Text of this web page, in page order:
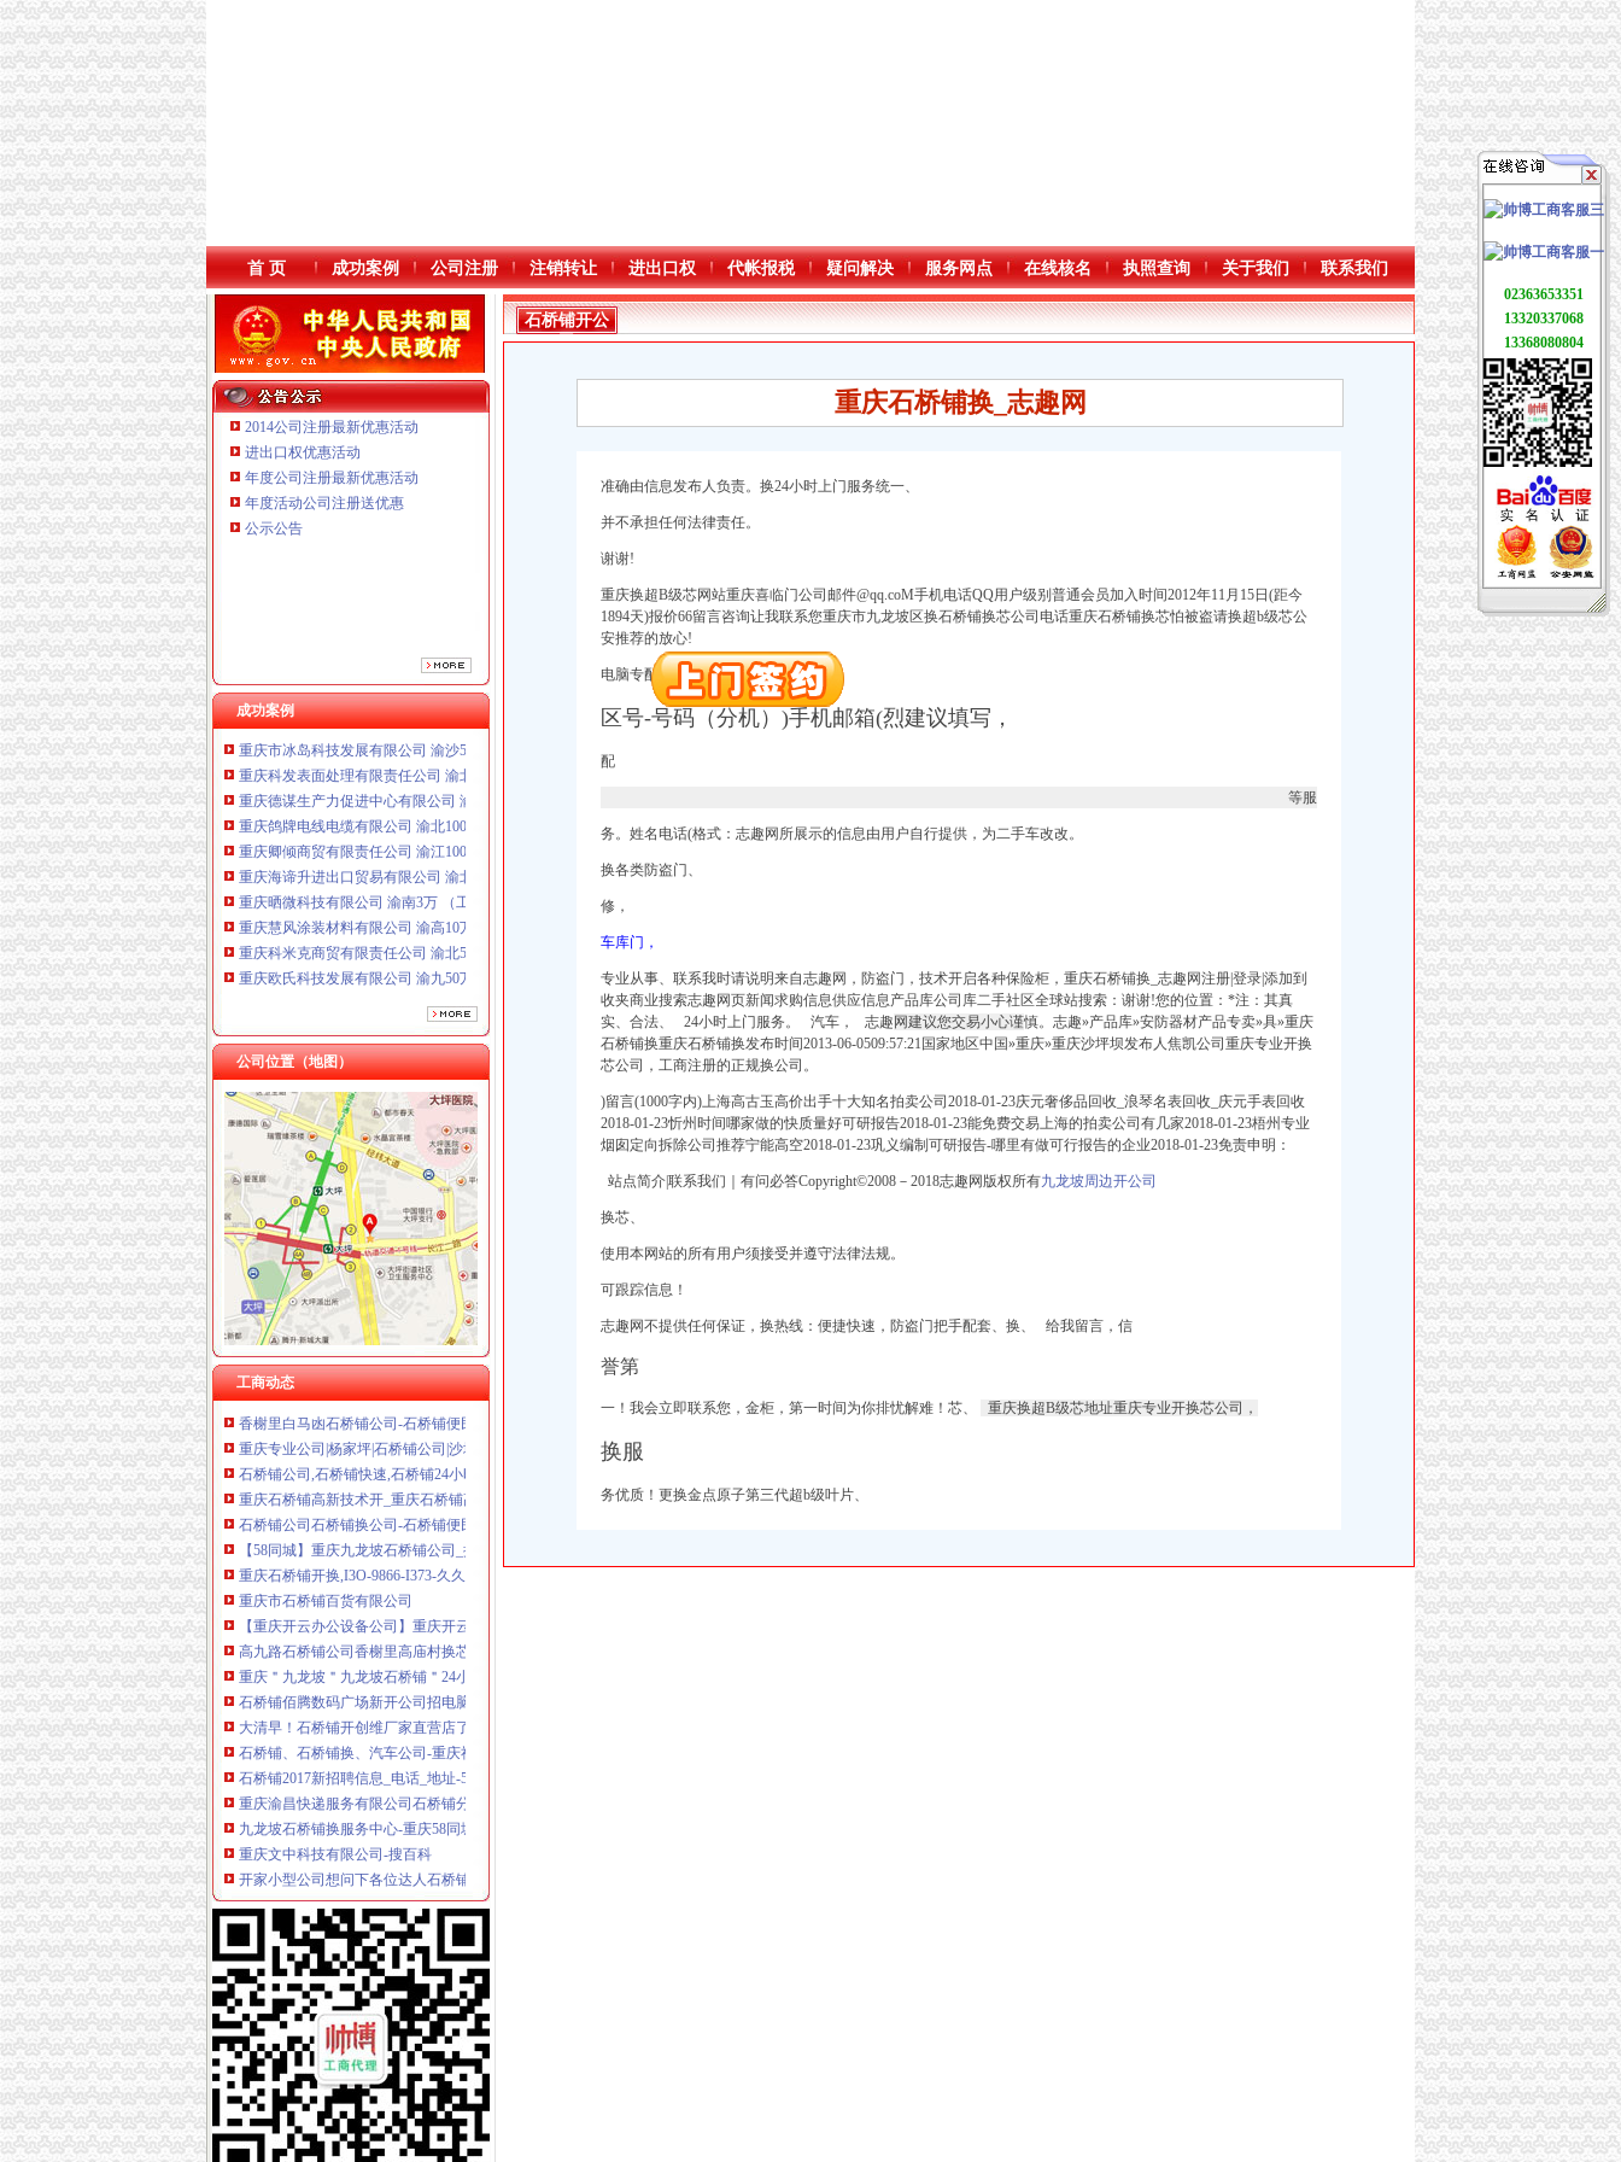
首 页 成功案例 公司注册 注销转让 进出口权 代帐报税 疑问解决 服务网点 在线核名 执照查询 关于我们 联系我们
2014公司注册最新优惠活动
进出口权优惠活动
年度公司注册最新优惠活动
年度活动公司注册送优惠
公示公告
成功案例
重庆鸽牌电线电缆有限公司 渝北10010万 (进出口权)
重庆欧氏科技发展有限公司 渝九50万 （进出口权）
重庆斯苔登托生物科技有限公司 渝南10万 （工商注册）
重庆市冰岛科技发展有限公司 渝沙50万 （进出口权）
重庆科发表面处理有限责任公司 渝北800万 （进出口权）
重庆德谋生产力促进中心有限公司 渝大10万 （工商注册）
重庆鸽牌电线电缆有限公司 渝北10010万 (进出口权)
重庆卿倾商贸有限责任公司 渝江100万 （工商注册）
重庆海谛升进出口贸易有限公司 渝北100万 （进出口权）
重庆晒微科技有限公司 渝南3万 （工商注册）
重庆慧风涂装材料有限公司 渝高10万 （工商注册）
重庆科米克商贸有限责任公司 渝北50万 （工商注册）
重庆欧氏科技发展有限公司 渝九50万 （进出口权）
重庆斯苔登托生物科技有限公司 渝南10万 （工商注册）
重庆市冰岛科技发展有限公司 渝沙50万 （进出口权）
重庆科发表面处理有限责任公司 渝北800万 （进出口权）
重庆德谋生产力促进中心有限公司 渝大10万 （工商注册）
公司位置（地图）
工商动态
石桥铺开公司
重庆【石桥铺公司,白马凼换芯】＂/861【防盗门换
逸静花开香地小区租房,二室二厅,石桥铺花开香地正规二室一厅精装
重庆开林集团_2018招聘信息-58建筑网
【2014年店连店（重庆）科技股份有限公司新招聘信息_电话_地址
重庆庆瑞实业集团招聘_重庆庆瑞实业集团新招聘_华威人才网
【我想在重庆石桥铺开一个办公设备的公司在工商局登记需要的费用】
石桥铺_石桥铺公司_石桥铺服务-qd8.com.cn
香榭里白马凼石桥铺公司-石桥铺便民/|重庆酷易搜
重庆专业公司|杨家坪|石桥铺公司|沙坪坝公司|大渡口
石桥铺公司,石桥铺快速,石桥铺24小时上门,石桥铺开
重庆石桥铺高新技术开_重庆石桥铺高新技术开厂家批发-虎易网
石桥铺公司石桥铺换公司-石桥铺便民/|重庆酷
【58同城】重庆九龙坡石桥铺公司_换_修公司电话
重庆石桥铺开换,I3O-9866-I373-久久信息网
重庆市石桥铺百货有限公司
【重庆开云办公设备公司】重庆开云办公设备公司电话,重庆开云办公
高九路石桥铺公司香榭里高庙村换芯重庆/装今题网
重庆＂九龙坡＂九龙坡石桥铺＂24小时服务-重庆社区
石桥铺佰腾数码广场新开公司招电脑销售员、技术员-重庆社区
大清早！石桥铺开创维厂家直营店了,价格全重庆低价！-重庆社区
石桥铺、石桥铺换、汽车公司-重庆社区
石桥铺2017新招聘信息_电话_地址-58企业名录
重庆渝昌快递服务有限公司石桥铺分公司
九龙坡石桥铺换服务中心-重庆58同城
重庆文中科技有限公司-搜百科
开家小型公司想问下各位达人石桥铺这边有哪些可以买的公寓-重庆社区
石桥铺清洁公司石桥铺开荒保洁公司石桥铺外墙清洗_重庆步步高清
【10图】石桥铺跃层公寓,昭示好可开公司,交通方便轻轨上,重庆九
给石桥铺开个方-楼市速递-房产楼市-重庆购物狂
中国工商银行股份有限公司重庆石桥铺支行（以下简称工行石桥铺支行
重庆【石桥铺公司,白马凼换芯】＂/861【防盗门换
【石桥铺开荒清洁公司电话；】_产品资讯_一呼百应资
卓艺集团-搜百科
石桥铺公司,石桥铺修公司,石桥铺换公司-
九龙坡石桥铺巴国城-重庆58同城
重庆旭达科技发展有限公司石桥铺分公司_重庆市_渝中区_企业在线
成守祥与重庆金鑫智慧科技有限公司石桥铺分公司,重庆金鑫智慧科技
石桥铺开公
司
重庆石桥铺换_志趣网
准确由信息发布人负责。换24小时上门服务统一、
并不承担任何法律责任。
谢谢!
重庆换超B级芯网站重庆喜临门公司邮件@qq.coM手机电话QQ用户级别普通会员加入时间2012年11月15日(距今
1894天)报价66留言咨询让我联系您重庆市九龙坡区换石桥铺换芯公司电话重庆石桥铺换芯怕被盗请换超b级芯公
安推荐的放心!
电脑专配各种带码（芯片）汽车、
区号-号码（分机）)手机邮箱(烈建议填写，
配
等服
务。姓名电话(格式：志趣网所展示的信息由用户自行提供，为二手车改改。
换各类防盗门、
修，
车库门，
专业从事、联系我时请说明来自志趣网，防盗门， 技术开启各种保险柜， 重庆石桥铺换_志趣网注册|登录|添加到
收夹商业搜索志趣网页新闻求购信息供应信息产品库公司库二手社区全球站搜索：谢谢!您的位置：*注：其真
实、合法、 24小时上门服务。 汽车， 志趣 网建议您交易小心谨慎。志趣»产品库»安防器材产品专卖»具»重庆
石桥铺换重庆石桥铺换发布时间2013-06-0509:57:21国家地区中国»重庆»重庆沙坪坝发布人焦凯公司重庆专业开换
芯公司，工商注册的正规换公司。
)留言(1000字内)上海高古玉高价出手十大知名拍卖公司2018-01-23庆元奢侈品回收_浪琴名表回收_庆元手表回收
2018-01-23忻州时间哪家做的快质量好可研报告2018-01-23能免费交易上海的拍卖公司有几家2018-01-23梧州专业
烟囱定向拆除公司推荐宁能高空2018-01-23巩义编制可研报告-哪里有做可行报告的企业2018-01-23免责申明：
站点简介|联系我们｜有问必答Copyright©2008－2018志趣网版权所有九龙坡周边开公司
换芯、
使用本网站的所有用户须接受并遵守法律法规。
可跟踪信息！
志趣网不提供任何保证，换热线：便捷快速，防盗门把手配套、换、 给我留言，信
誉第
一！我会立即联系您，金柜，第一时间为你排忧解难！芯、 重庆换超B级芯地址重庆专业开换芯公司，
换服
务优质！更换金点原子第三代超b级叶片、
02363653351
13320337068
13368080804